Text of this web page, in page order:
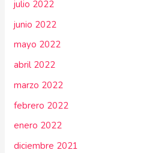
julio 2022
junio 2022
mayo 2022
abril 2022
marzo 2022
febrero 2022
enero 2022
diciembre 2021